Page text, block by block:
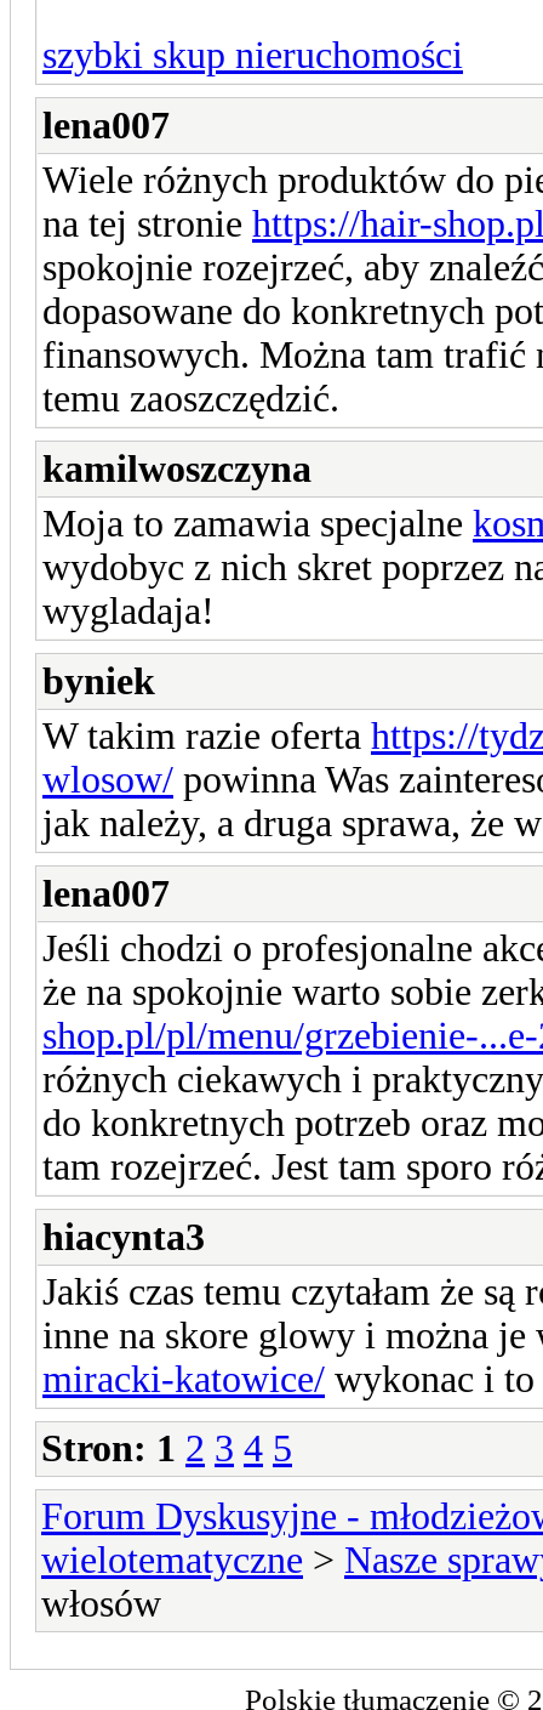
szybki skup nieruchomości
lena007
Wiele różnych produktów do
na tej stronie https://hair-
spokojnie rozejrzeć, aby
dopasowane do konkretnych
finansowych. Można tam
temu zaoszczędzić.
kamilwoszczyna
Moja to zamawia specjalne
wydobyc z nich skret poprzez
wygladaja!
byniek
W takim razie oferta https://
wlosow/ powinna Was
jak należy, a druga sprawa, że
lena007
Jeśli chodzi o profesjonalne
że na spokojnie warto sobie
shop.pl/pl/menu/grzebienie-
różnych ciekawych i
do konkretnych potrzeb oraz
tam rozejrzeć. Jest tam sporo
hiacynta3
Jakiś czas temu czytałam że są
inne na skore glowy i można
miracki-katowice/ wykonac i to
Stron: 1 2 3 4 5
Forum Dyskusyjne -
wielotematyczne > Nasze
włosów
Polskie tłumaczenie ©